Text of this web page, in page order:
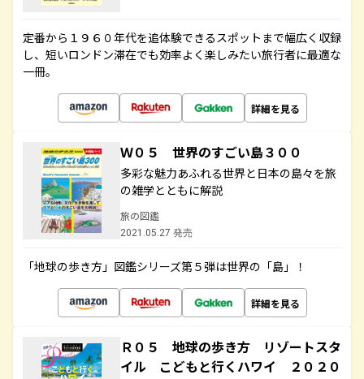
定番から１９６０年代を追体験できるスポットまで幅広く収録
し、短いロンドン滞在でも効率よく楽しみたい旅行者に最適な
一冊。
詳細を見る
Ｗ０５ 世界のすごい島３００
多彩な魅力あふれる世界と日本の島々を旅
の雑学とともに解説
旅の図鑑
2021.05.27 発売
「地球の歩き方」図鑑シリーズ第５弾は世界の「島」！
詳細を見る
Ｒ０５ 地球の歩き方 リゾートスタ
イル こどもと行くハワイ ２０２０